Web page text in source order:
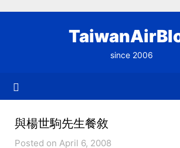
since 2006
與楊世駒先生餐敘
Posted on April 6, 2008